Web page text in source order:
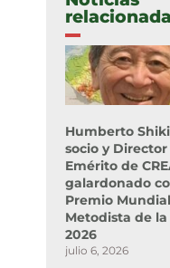
Humberto
socio y Director
Emérito de
galardonado
Premio Mundial
Metodista de la
2026
julio 6, 2026